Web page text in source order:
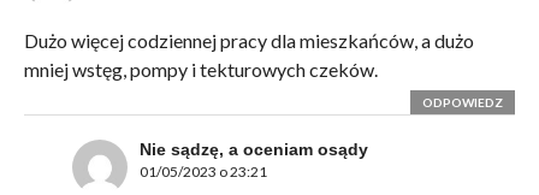
Dużo więcej codziennej pracy dla mieszkańców, a dużo
mniej wstęg, pompy i tekturowych czeków.
ODPOWIEDZ
Nie sądzę, a oceniam osądy
01/05/2023 o 23:21